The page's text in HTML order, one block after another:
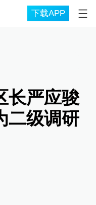
下载APP
长严应骏
二级调研